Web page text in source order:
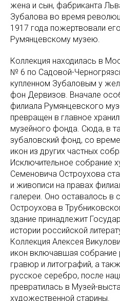
жена и сын, фабриканта
Зубалова во время
1917 года пожертвовали
Румянцевскому музею.
Коллекция находилась в
№ 6 по Садовой-
купленном Зубаловым у
фон Дервизов. Вначале
филиала Румянцевского
превращен в главное
музейного фонда. Сюда, в
зубаловский фонд, со
икон из других частных
Исключительное собрание
Семеновича Остроухова
и живописи на правах
галереи. Оно оставалось в
Остроухова в
здание принадлежит
истории российской
Коллекция Алексея
икон включавшая
гравюр и литографий, а
русское серебро, после
превратилась в Музей-
художественной старины.